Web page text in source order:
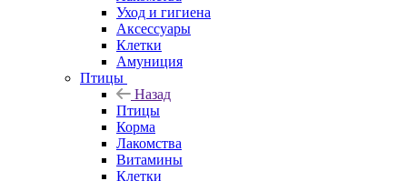
Уход и гигиена
Аксессуары
Клетки
Амуниция
Птицы
Назад
Птицы
Корма
Лакомства
Витамины
Клетки